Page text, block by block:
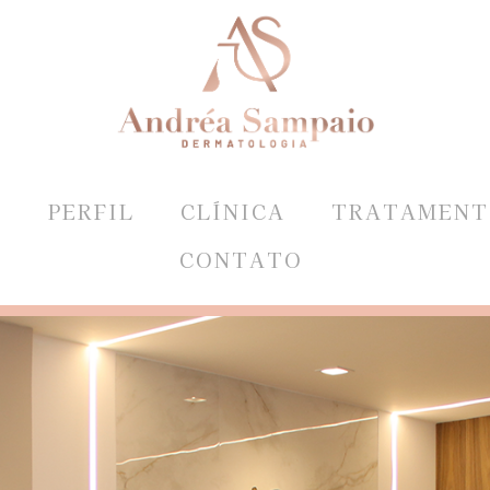
PERFIL CLÍNICA
CONTATO